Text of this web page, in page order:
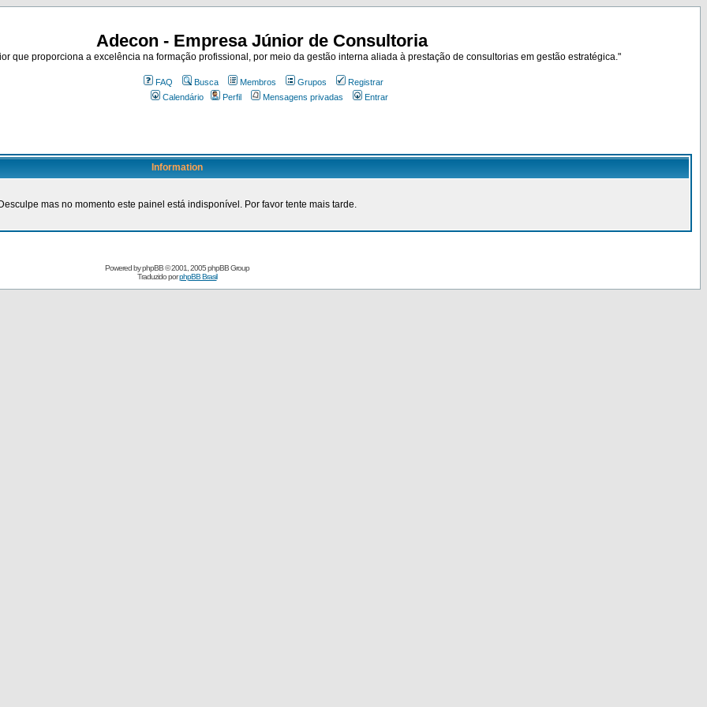
Adecon - Empresa Júnior de Consultoria
que proporciona a excelência na formação profissional, por meio da gestão interna aliada à prestação de consultorias em gestão estratégica."
FAQ Busca Membros Grupos
Registrar
Calendário
Perfil Mensagens privadas Entrar
Information
mas no momento este painel está indisponível. Por favor tente mais tarde.
Powered byphpBB© 2001, 2005 phpBB Group
Traduzido porphpBB Brasil